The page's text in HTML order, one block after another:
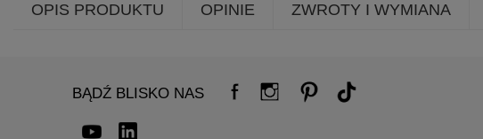
OPIS PRODUKTU OPINIE ZWROTY I WYMIANA
BĄDŹ BLISKO NAS